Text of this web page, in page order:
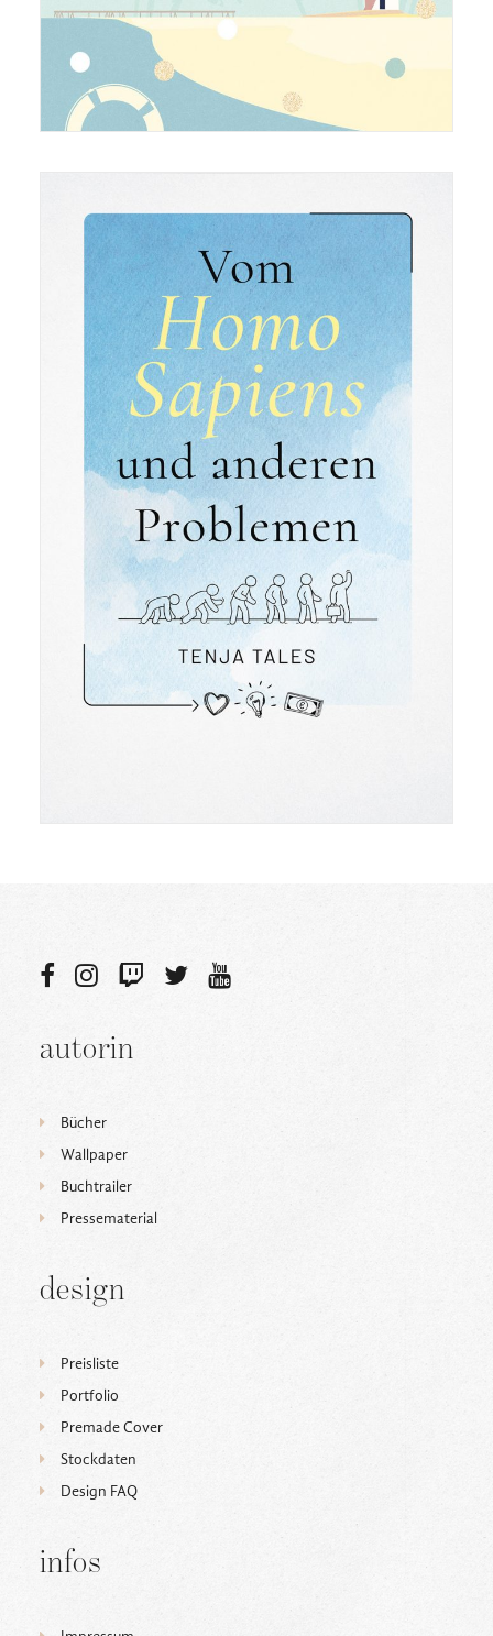
autorin
Bücher
Wallpaper
Buchtrailer
Pressematerial
design
Preisliste
Portfolio
Premade Cover
Stockdaten
Design FAQ
infos